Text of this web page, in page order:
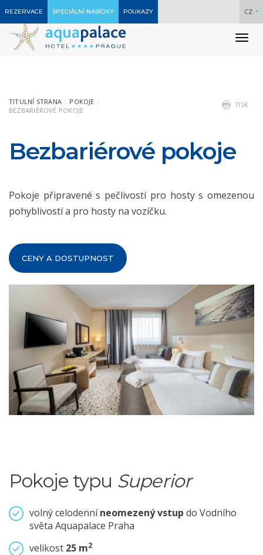
REZERVACE SPECIÁLNÍ NABÍDKY POUKAZY CZ
TISK
TITULNÍ STRANA
POKOJE
BEZBARIÉROVÉ POKOJE
Bezbariérové pokoje
Pokoje připravené s pečlivostí pro hosty s omezenou
pohyblivostí a pro hosty na vozíčku.
CENY A DOSTUPNOST
Pokoje typu Superior
volný celodenníneomezený vstup do Vodního
světa Aquapalace Praha
velikost 25 m2